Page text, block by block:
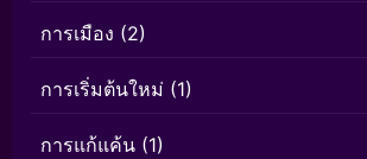
การเมือง (2)
การเริ่มต้นใหม่ (1)
การแก้แค้น (1)